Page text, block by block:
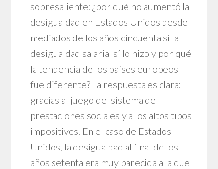
sobresaliente: ¿por qué no aumentó la
desigualdad en Estados Unidos desde
mediados de los años cincuenta si la
desigualdad salarial sí lo hizo y por qué
la tendencia de los países europeos
fue diferente? La respuesta es clara:
gracias al juego del sistema de
prestaciones sociales y a los altos tipos
impositivos. En el caso de Estados
Unidos, la desigualdad al final de los
años setenta era muy parecida a la que